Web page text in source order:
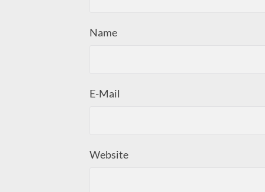
Name
E-Mail
Website